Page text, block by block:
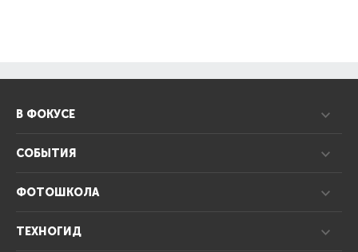
В ФОКУСЕ
СОБЫТИЯ
ФОТОШКОЛА
ТЕХНОГИД